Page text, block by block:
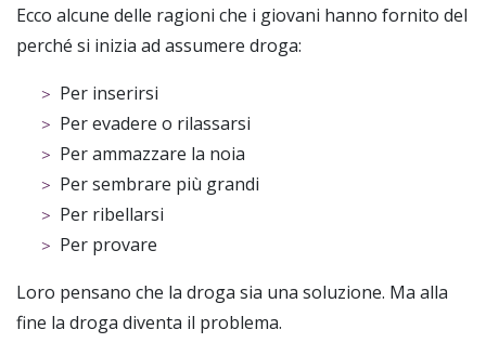
Ecco alcune delle ragioni che i giovani hanno fornito del
perché si inizia ad assumere droga:
Per inserirsi
Per evadere o rilassarsi
Per ammazzare la noia
Per sembrare più grandi
Per ribellarsi
Per provare
Loro pensano che la droga sia una soluzione. Ma alla
fine la droga diventa il problema.